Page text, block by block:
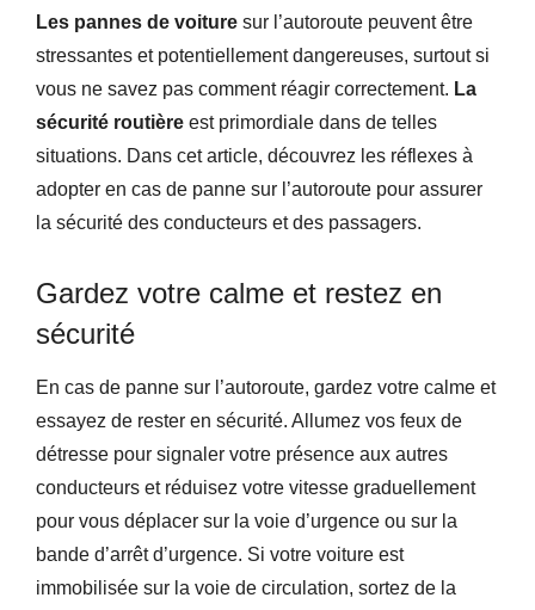
Les pannes de voiture sur l’autoroute peuvent être
stressantes et potentiellement dangereuses, surtout si
vous ne savez pas comment réagir correctement. La
sécurité routière est primordiale dans de telles
situations. Dans cet article, découvrez les réflexes à
adopter en cas de panne sur l’autoroute pour assurer
la sécurité des conducteurs et des passagers.
Gardez votre calme et restez en
sécurité
En cas de panne sur l’autoroute, gardez votre calme et
essayez de rester en sécurité. Allumez vos feux de
détresse pour signaler votre présence aux autres
conducteurs et réduisez votre vitesse graduellement
pour vous déplacer sur la voie d’urgence ou sur la
bande d’arrêt d’urgence. Si votre voiture est
immobilisée sur la voie de circulation, sortez de la